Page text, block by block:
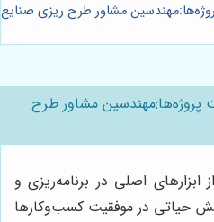
مشاور طرح ریزی صنایع
مشاور طرح
اصلی در برنامه‌ریزی و
حیاتی در موفقیت کسب‌وکارها